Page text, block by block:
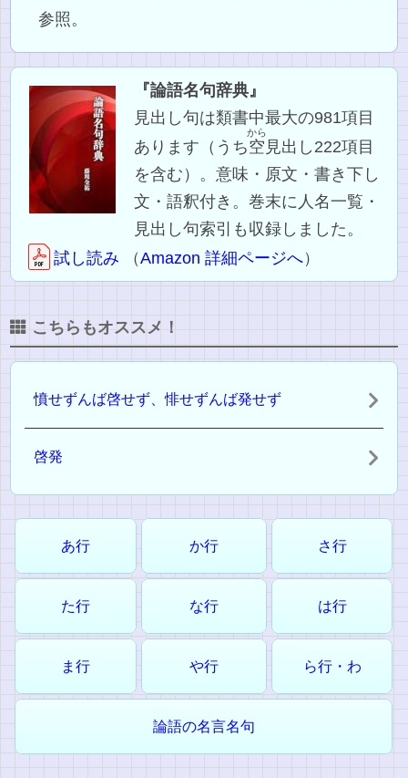
参照。
『論語名句辞典』
見出し句は類書中最大の981項目
あります（うち空
から
見出し222項目
を含む）。意味・原文・書き下し
文・語釈付き。巻末に人名一覧・
見出し句索引も収録しました。
試し読み （Amazon 詳細ページへ）
こちらもオススメ！
憤せずんば啓せず、悱せずんば発せず
啓発
あ行 か行 さ行
た行 な行 は行
ま行 や行 ら行・わ
論語の名言名句